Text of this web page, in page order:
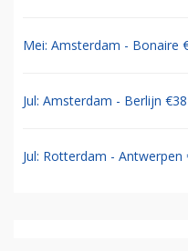
Mei: Amsterdam - Bonaire
Jul: Amsterdam - Berlijn €38
Jul: Rotterdam - Antwerpen